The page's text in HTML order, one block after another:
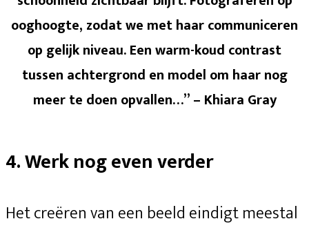
ooghoogte, zodat we met haar communiceren
op gelijk niveau. Een warm-koud contrast
tussen achtergrond en model om haar nog
meer te doen opvallen…” – Khiara Gray
4.Werk nog even verder
Het creëren van een beeld eindigt meestal